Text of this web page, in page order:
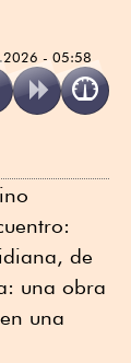
- 05:58
de
una obra
una